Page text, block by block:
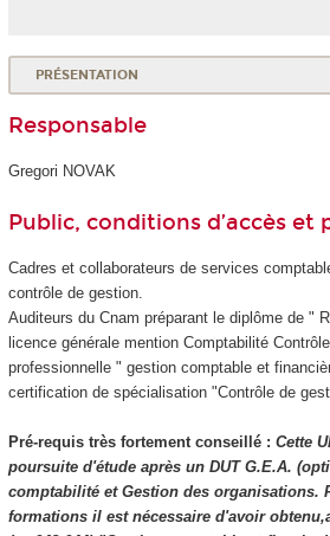
PRÉSENTATION
Responsable
Gregori NOVAK
Public, conditions d’accès et
Cadres et collaborateurs de services
contrôle de gestion.
Auditeurs du Cnam préparant le diplôme de "
licence générale mention Comptabilité
professionnelle " gestion comptable et
certification de spécialisation "Contrôle de
Pré-requis très fortement conseillé : Cette
poursuite d'étude après un DUT G.E.A.
comptabilité et Gestion des organisations.
formations il est nécessaire d'avoir